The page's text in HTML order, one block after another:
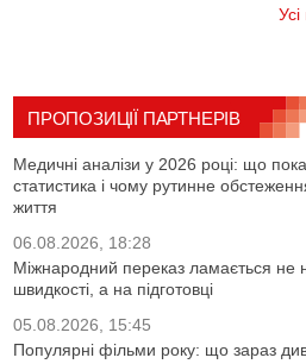
ПРОПОЗИЦІЇ ПАРТНЕРІВ
Медичні аналізи у 2026 році: що
статистика і чому рутинне
життя
06.08.2026, 18:28
Міжнародний переказ ламається не
швидкості, а на підготовці
05.08.2026, 15:45
Популярні фільми року: що зараз